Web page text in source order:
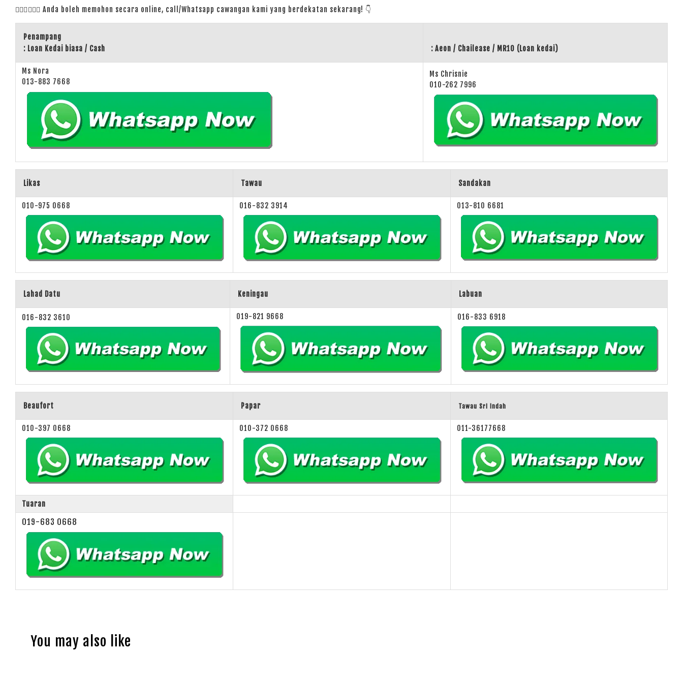
🙋🏻‍♀️🙋🏻‍♂️ Anda boleh memohon secara online, call/Whatsapp cawangan kami yang berdekatan sekarang! 👇
Penampang
: Loan Kedai biasa / Cash
: Aeon / Chailease / MR10 (Loan kedai)
Ms Nora
013-883 7668
Ms Chrisnie
010-262 7996
Likas Tawau Sandakan
010-975 0668 016-832 3914 013-810 6681
Lahad Datu Keningau Labuan
016-832 3610 019-821 9668 016-833 6918
Beaufort Papar Tawau Sri Indah
010-397 0668 010-372 0668 011-36177668
Tuaran
019-683 0668
You may also like